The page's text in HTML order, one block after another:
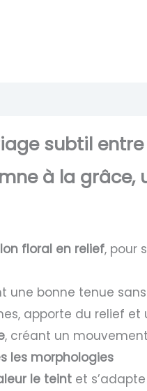
subtil
à la
floral en relief, pour
une bonne tenue
apporte du relief et
, créant un
les morphologies
le teint et